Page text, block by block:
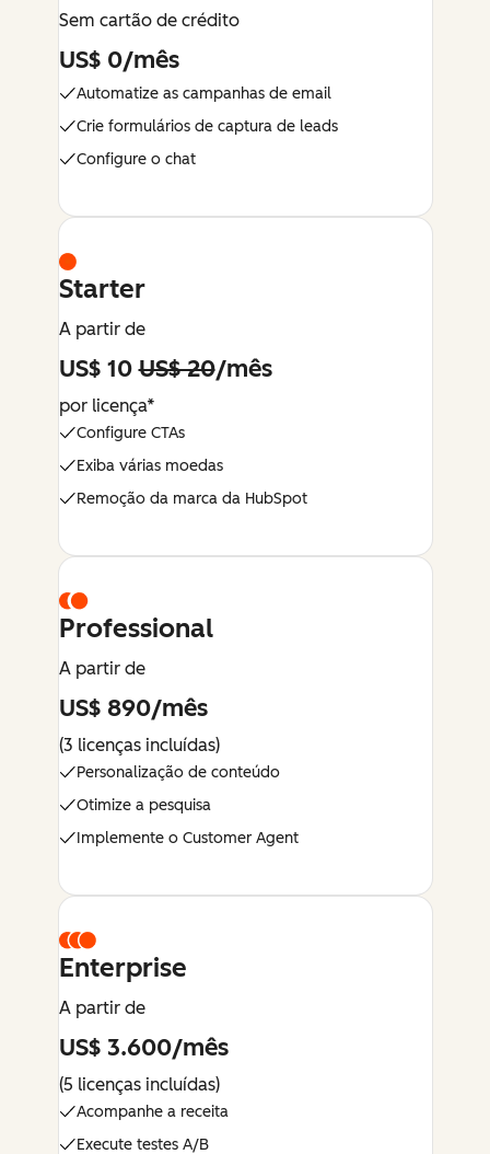
Sem cartão de crédito
US$ 0/mês
Automatize as campanhas de email
Crie formulários de captura de leads
Configure o chat
Starter
A partir de
US$ 10US$ 20/mês
por licença*
Configure CTAs
Exiba várias moedas
Remoção da marca da HubSpot
Professional
A partir de
US$ 890/mês
(3 licenças incluídas)
Personalização de conteúdo
Otimize a pesquisa
Implemente o Customer Agent
Enterprise
A partir de
US$ 3.600/mês
(5 licenças incluídas)
Acompanhe a receita
Execute testes A/B